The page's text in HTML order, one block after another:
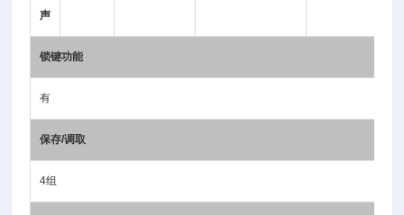
声
锁键功能
有
保存/调取
4组